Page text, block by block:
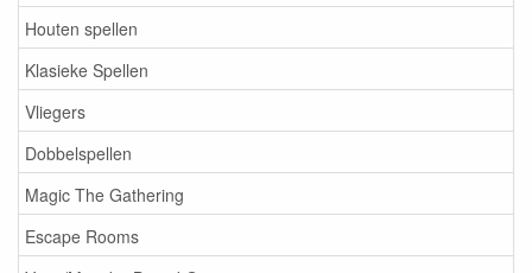
Houten spellen
Klasieke Spellen
Vliegers
Dobbelspellen
Magic The Gathering
Escape Rooms